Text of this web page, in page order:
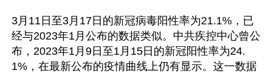
3月11日至3月17日的新冠病毒阳性率为21.1%，已
经与2023年1月公布的数据类似。中共疾控中心曾公
布，2023年1月9日至1月15日的新冠阳性率为24.
1%，在最新公布的疫情曲线上仍有显示。这一数据